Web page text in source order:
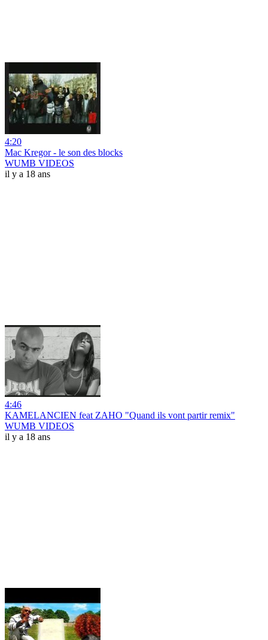
4:20
Mac Kregor - le son des blocks
WUMB VIDEOS
il y a 18 ans
4:46
KAMELANCIEN feat ZAHO "Quand ils vont partir remix"
WUMB VIDEOS
il y a 18 ans